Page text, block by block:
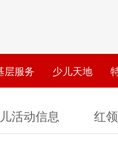
层服务 少儿天地
活动信息 红